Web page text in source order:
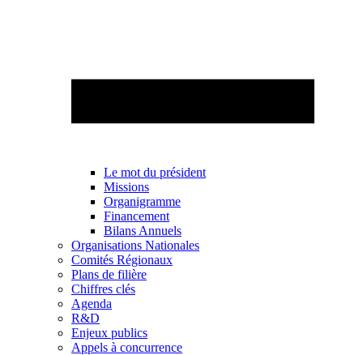
Le mot du président
Missions
Organigramme
Financement
Bilans Annuels
Organisations Nationales
Comités Régionaux
Plans de filière
Chiffres clés
Agenda
R&D
Enjeux publics
Appels à concurrence